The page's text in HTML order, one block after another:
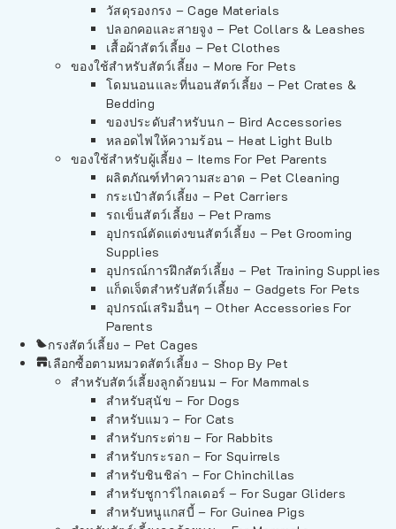
วัสดุรองกรง – Cage Materials
ปลอกคอและสายจูง – Pet Collars & Leashes
เสื้อผ้าสัตว์เลี้ยง – Pet Clothes
ของใช้สำหรับสัตว์เลี้ยง – More For Pets
โดมนอนและที่นอนสัตว์เลี้ยง – Pet Crates &
Bedding
ของประดับสำหรับนก – Bird Accessories
หลอดไฟให้ความร้อน – Heat Light Bulb
ของใช้สำหรับผู้เลี้ยง – Items For Pet Parents
ผลิตภัณฑ์ทำความสะอาด – Pet Cleaning
กระเป๋าสัตว์เลี้ยง – Pet Carriers
รถเข็นสัตว์เลี้ยง – Pet Prams
อุปกรณ์ตัดแต่งขนสัตว์เลี้ยง – Pet Grooming
Supplies
อุปกรณ์การฝึกสัตว์เลี้ยง – Pet Training Supplies
แก็ดเจ็ตสำหรับสัตว์เลี้ยง – Gadgets For Pets
อุปกรณ์เสริมอื่นๆ – Other Accessories For
Parents
กรงสัตว์เลี้ยง – Pet Cages
เลือกซื้อตามหมวดสัตว์เลี้ยง – Shop By Pet
สำหรับสัตว์เลี้ยงลูกด้วยนม – For Mammals
สำหรับสุนัข – For Dogs
สำหรับแมว – For Cats
สำหรับกระต่าย – For Rabbits
สำหรับกระรอก – For Squirrels
สำหรับชินชิล่า – For Chinchillas
สำหรับชูการ์ไกลเดอร์ – For Sugar Gliders
สำหรับหนูแกสบี้ – For Guinea Pigs